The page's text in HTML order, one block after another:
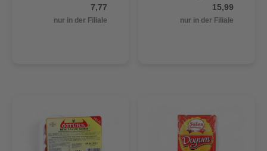
7,77
nur in der Filiale
15,99
nur in der Filiale